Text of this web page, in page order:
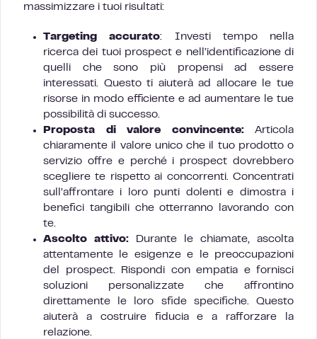
massimizzare i tuoi risultati:
Targeting accurato: Investi tempo nella
ricerca dei tuoi prospect e nell’identificazione di
quelli che sono più propensi ad essere
interessati. Questo ti aiuterà ad allocare le tue
risorse in modo efficiente e ad aumentare le tue
possibilità di successo.
Proposta di valore convincente: Articola
chiaramente il valore unico che il tuo prodotto o
servizio offre e perché i prospect dovrebbero
scegliere te rispetto ai concorrenti. Concentrati
sull’affrontare i loro punti dolenti e dimostra i
benefici tangibili che otterranno lavorando con
te.
Ascolto attivo:
Durante le chiamate, ascolta
attentamente le esigenze e le preoccupazioni
del prospect. Rispondi con empatia e fornisci
soluzioni personalizzate che affrontino
direttamente le loro sfide specifiche. Questo
aiuterà a costruire fiducia e a rafforzare la
relazione.